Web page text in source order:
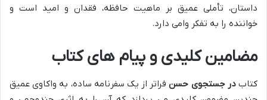
داستان، تأملی عمیق بر ماهیت حافظه، فقدان و امید است و
خواننده را به تفکر وامی دارد.
مضامین کلیدی و پیام های کتاب
کتابدر جستجوی حسنفراتر از یک سفرنامه ساده، به واکاوی عمیق